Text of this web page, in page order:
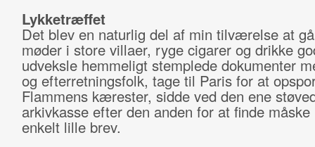
Lykketræffet
Det blev en naturlig del af min tilværelse at
møder i store villaer, ryge cigarer og drikke
udveksle hemmeligt stemplede dokumenter
og efterretningsfolk, tage til Paris for at
Flammens kærester, sidde ved den ene
arkivkasse efter den anden for at finde måske
enkelt lille brev.